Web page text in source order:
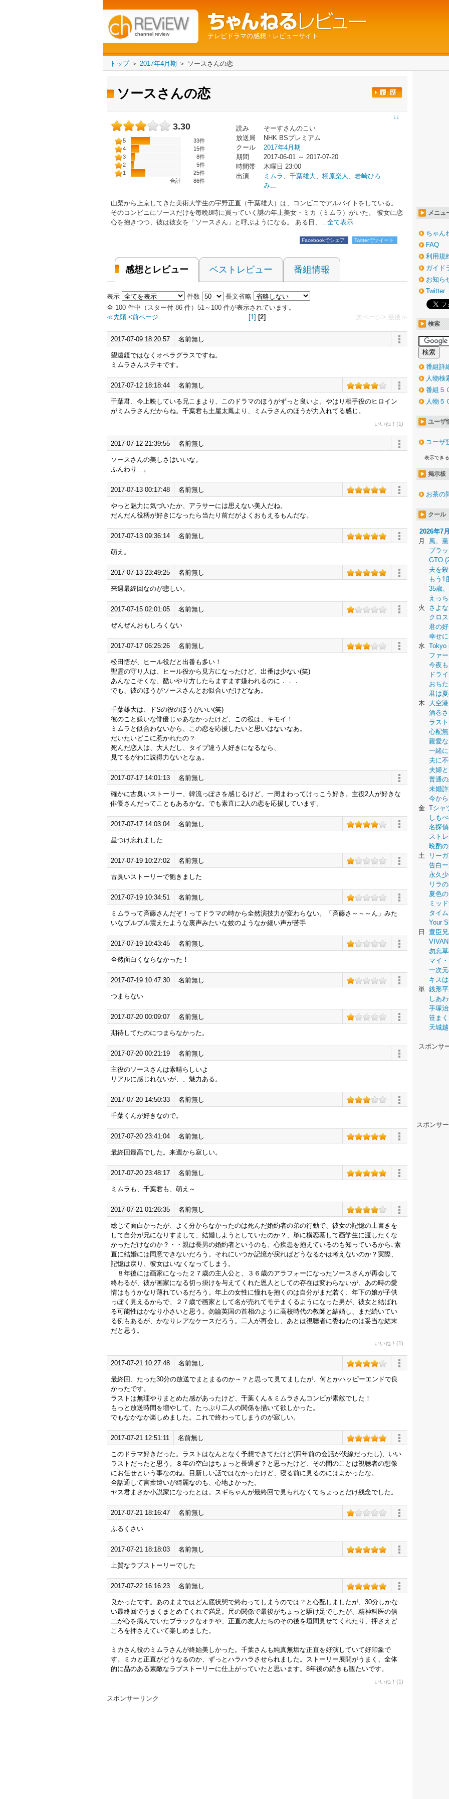
channel review テレビドラマの感想・レビューサイト
トップ＞ 2017年4月期 ＞ ソースさんの恋
ソースさんの恋
↓↓
3.30
5
33件
4
15件
3
8件
2
5件
1
25件
合計
86件
読み
そーすさんのこい
放送局
NHK BSプレミアム
クール
2017年4月期
期間
2017-06-01 ～ 2017-07-20
時間帯
木曜日 23:00
出演
ミムラ 、 千葉雄大、 栩原楽人 、 岩崎ひろ
み...
山梨から上京してきた美術大学生の宇野正直（千葉雄大）は、コンビニでアルバイトをしている。
そのコンビニにソースだけを毎晩8時に買っていく謎の年上美女・ミカ（ミムラ）がいた。 彼女に恋
心を抱きつつ、彼は彼女を「ソースさん」と呼ぶようになる。 ある日、...全て表示
Facebookでシェア Twitterでツイート
感想とレビュー ベストレビュー 番組情報
表示 件数
長文省略
全 100 件中（スター付 86 件）51～100 件が表示されています。
≪先頭 <前ページ 次ページ> 最後≫
[1] [2]
2017-07-09 18:20:57 名前無し
望遠鏡ではなくオペラグラスですね。
ミムラさんステキです。
2017-07-12 18:18:44 名前無し
千葉君、今上映している兄こまより、このドラマのほうがずっと良いよ。やはり相手役のヒロイン
がミムラさんだからね。千葉君も土屋太鳳より、ミムラさんのほうが力入れてる感じ。
いいね！(1)
2017-07-12 21:39:55 名前無し
ソースさんの美しさはいいな。
ふんわり…。
2017-07-13 00:17:48 名前無し
やっと魅力に気づいたか、アラサーには思えない美人だね。
だんだん役柄が好きになったら当たり前だがよくおもえるもんだな。
2017-07-13 09:36:14 名前無し
萌え。
2017-07-13 23:49:25 名前無し
来週最終回なのが悲しい。
2017-07-15 02:01:05 名前無し
ぜんぜんおもしろくない
2017-07-17 06:25:26 名前無し
松田悟が、ヒール役だと出番も多い！
聖霊の守り人は、ヒール役から見方になったけど、出番は少ない(笑)
あんなこそくな、酷いやり方したらますます嫌われるのに．．．
でも、彼のほうがソースさんとお似合いだけどなあ。
千葉雄大は、ドSの役のほうがいい(笑)
彼のこと嫌いな俳優じゃあなかったけど、この役は、キモイ！
ミムラと似合わないから、この恋を応援したいと思いはないなあ。
だいたいどこに惹かれたの？
死んだ恋人は、大人だし、タイプ違う人好きになるなら、
見てるがわに説得力ないとなぁ。
2017-07-17 14:01:13 名前無し
確かに古臭いストーリー、韓流っぽさを感じるけど、一周まわってけっこう好き。主役2人が好きな
俳優さんだってこともあるかな。でも素直に2人の恋を応援しています。
2017-07-17 14:03:04 名前無し
星つけ忘れました
2017-07-19 10:27:02 名前無し
古臭いストーリーで飽きました
2017-07-19 10:34:51 名前無し
ミムラって斉藤さんだぞ！ってドラマの時から全然演技力が変わらない。「斉藤さ～～～ん」みた
いなブルブル震えたような裏声みたいな蚊のようなか細い声が苦手
2017-07-19 10:43:45 名前無し
全然面白くならなかった！
2017-07-19 10:47:30 名前無し
つまらない
2017-07-20 00:09:07 名前無し
期待してたのにつまらなかった。
2017-07-20 00:21:19 名前無し
主役のソースさんは素晴らしいよ
リアルに感じれないが、、魅力ある。
2017-07-20 14:50:33 名前無し
千葉くんが好きなので。
2017-07-20 23:41:04 名前無し
最終回最高でした。来週から寂しい。
2017-07-20 23:48:17 名前無し
ミムラも、千葉君も、萌え～
2017-07-21 01:26:35 名前無し
総じて面白かったが、よく分からなかったのは死んだ婚約者の弟の行動で、彼女の記憶の上書きを
して自分が兄になりすまして、結婚しようとしていたのか？、単に横恋慕して画学生に渡したくな
かっただけなのか？・・親は長男の婚約者というのも、心疾患を抱えているのも知っているから､素
直に結婚には同意できないだろう。それにいつか記憶が戻ればどうなるかは考えないのか？実際、
記憶は戻り、彼女はいなくなってしまう。
８年後には画家になった２７歳の主人公と、３６歳のアラフォーになったソースさんが再会して
終わるが、彼が画家になる切っ掛けを与えてくれた恩人としての存在は変わらないが、あの時の愛
情はもうかなり薄れているだろう。年上の女性に憧れを抱くのは自分がまだ若く、年下の娘が子供
っぽく見えるからで、２７歳で画家として名が売れてモテまくるようになった男が、彼女と結ばれ
る可能性はかなり小さいと思う。勿論英国の首相のように高校時代の教師と結婚し、まだ続いてい
る例もあるが、かなりレアなケースだろう。二人が再会し、あとは視聴者に委ねたのは妥当な結末
だと思う。
いいね！(1)
2017-07-21 10:27:48 名前無し
最終回、たった30分の放送でまとまるのか～？と思って見てましたが、何とかハッピーエンドで良
かったです。
ラストは無理やりまとめた感があったけど、千葉くん＆ミムラさんコンビが素敵でした！
もっと放送時間を増やして、たっぷり二人の関係を描いて欲しかった。
でもなかなか楽しめました。これで終わってしまうのが寂しい。
2017-07-21 12:51:11 名前無し
このドラマ好きだった。ラストはなんとなく予想できてたけど(四年前の会話が伏線だったし)、いい
ラストだったと思う。８年の空白はちょっと長過ぎ？と思ったけど、その間のことは視聴者の想像
にお任せという事なのね。目新しい話ではなかったけど、寝る前に見るのにはよかったな。
全話通して言葉遣いが綺麗なのも、心地よかった。
ヤス君まさか小説家になったとは。スギちゃんが最終回で見られなくてちょっとだけ残念でした。
2017-07-21 18:16:47 名前無し
ふるくさい
2017-07-21 18:18:03 名前無し
上質なラブストーリーでした
2017-07-22 16:16:23 名前無し
良かったです。あのままではどん底状態で終わってしまうのでは？と心配しましたが、30分しかな
い最終回でうまくまとめてくれて満足。尺の関係で最後がちょっと駆け足でしたが、精神科医の信
二が心を病んでいたブラックなオチや、正直の友人たちのその後を垣間見せてくれたり、押さえど
ころを押さえていて楽しめました。
ミカさん役のミムラさんが終始美しかった。千葉さんも純真無垢な正直を好演していて好印象で
す。ミカと正直がどうなるのか、ずっとハラハラさせられました。ストーリー展開がうまく、全体
的に品のある素敵なラブストーリーに仕上がっていたと思います。8年後の続きも観たいです。
いいね！(1)
スポンサーリンク
メニュ
ちゃん
FAQ
利用規
ガイド
お知ら
Twitter
検索
番組詳
人物検
番組５
人物５
ユーザ
ユーザ
表示でき
掲示板
お茶の
クール
2026年7
月
風、
ブラ
GTO
夫を
もう1
35歳
えっ
火
さよ
クロ
君の
幸せ
水 Tokyo
ファ
今夜
ドラ
おち
君は
木
大空
酒巻
ラス
心配
親愛
一緒
夫に
夫婦
普通
未婚
今か
金 Tシャ
しも
名探
スト
晩酌
土
リー
告白
永久
リラ
夏色
ミッ
タイ
Your
日
豊臣
勿忘
マイ
一次
キス
単 銭形
しあ
手塚
笹ま
天城
スポンサ
スポンサ